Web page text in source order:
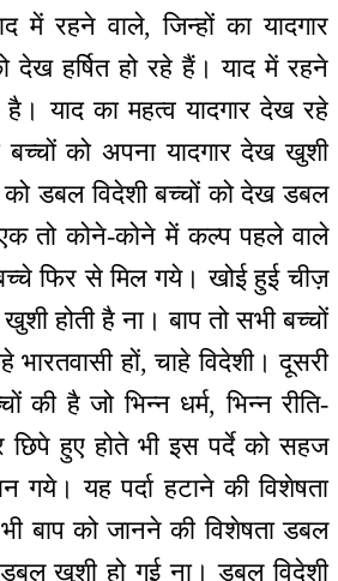
में रहने वाले, जिन्हों का यादगार
देख हर्षित हो रहे हैं। याद में रहने
है। याद का महत्व यादगार देख रहे
बच्चों को अपना यादगार देख खुशी
को डबल विदेशी बच्चों को देख डबल
तो कोने-कोने में कल्प पहले वाले
फिर से मिल गये। खोई हुई चीज़
होती है ना। बाप तो सभी बच्चों
हों, चाहे विदेशी। दूसरी
की है जो भिन्न धर्म, भिन्न रीति-
हुए होते भी इस पर्दे को सहज
गये। यह पर्दा हटाने की विशेषता
बाप को जानने की विशेषता डबल
खुशी हो गई ना। डबल विदेशी